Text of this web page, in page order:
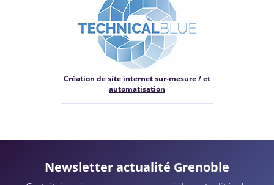
Création de site internet sur-mesure / et
automatisation
Newsletter actualité Grenoble